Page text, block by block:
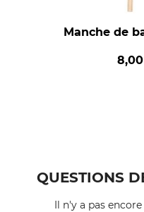
Manche de
8,00
QUESTIONS
Il n'y a pas